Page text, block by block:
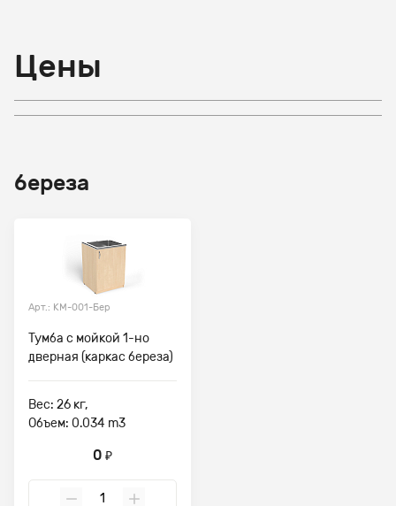
Цены
береза
Арт.: КМ-001-Бер
Тумба с мойкой 1-но
дверная (каркас береза)
Вес: 26 кг,
Объем: 0.034 m3
0 ₽